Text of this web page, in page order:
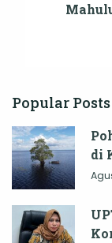
Popular Posts
di